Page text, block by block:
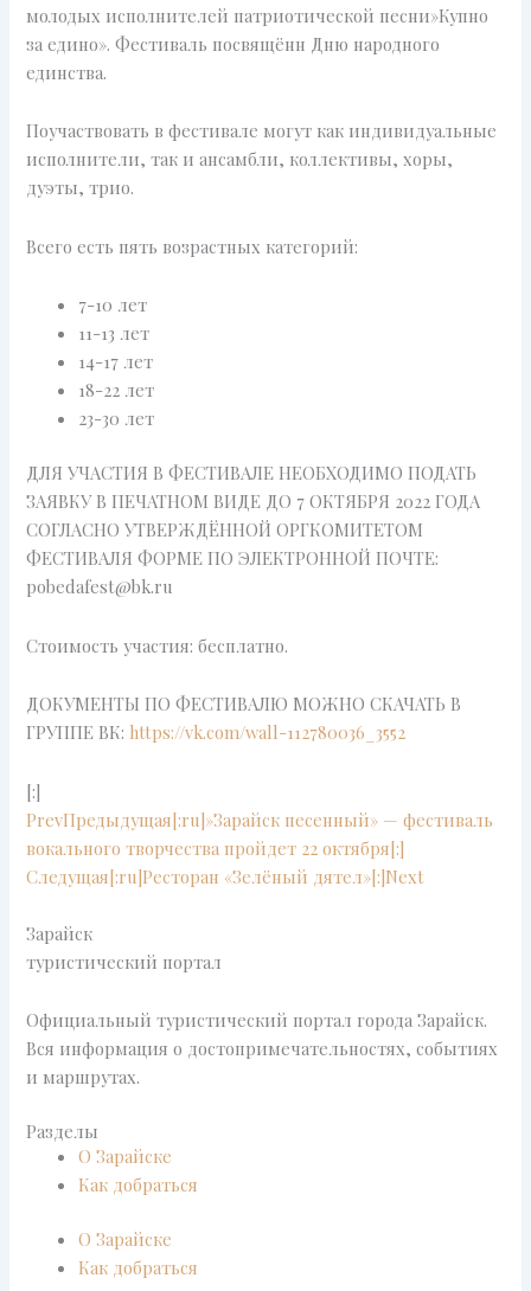
молодых исполнителей патриотической песни»Купно
за едино». Фестиваль посвящённ Дню народного
единства.
Поучаствовать в фестивале могут как индивидуальные
исполнители, так и ансамбли, коллективы, хоры,
дуэты, трио.
Всего есть пять возрастных категорий:
7-10 лет
11-13 лет
14-17 лет
18-22 лет
23-30 лет
ДЛЯ УЧАСТИЯ В ФЕСТИВАЛЕ НЕОБХОДИМО ПОДАТЬ
ЗАЯВКУ В ПЕЧАТНОМ ВИДЕ ДО 7 ОКТЯБРЯ 2022 ГОДА
СОГЛАСНО УТВЕРЖДËННОЙ ОРГКОМИТЕТОМ
ФЕСТИВАЛЯ ФОРМЕ ПО ЭЛЕКТРОННОЙ ПОЧТЕ:
pobedafest@bk.ru
Стоимость участия: бесплатно.
ДОКУМЕНТЫ ПО ФЕСТИВАЛЮ МОЖНО СКАЧАТЬ В
ГРУППЕ ВК: https://vk.com/wall-112780036_3552
[:]
PrevПредыдущая[:ru]»Зарайск песенный» — фестиваль
вокального творчества пройдет 22 октября[:]
Следущая[:ru]Ресторан «Зелëный дятел»[:]Next
Зарайск
туристический портал
Официальный туристический портал города Зарайск.
Вся информация о достопримечательностях, событиях
и маршрутах.
Разделы
О Зарайске
Как добраться
О Зарайске
Как добраться